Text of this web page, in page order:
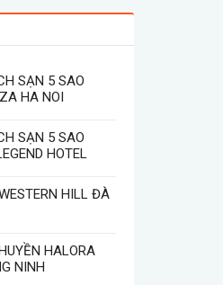
SẠN 5 SAO
HA NOI
SẠN 5 SAO
HOTEL
HILL ĐÀ
HALORA
NINH